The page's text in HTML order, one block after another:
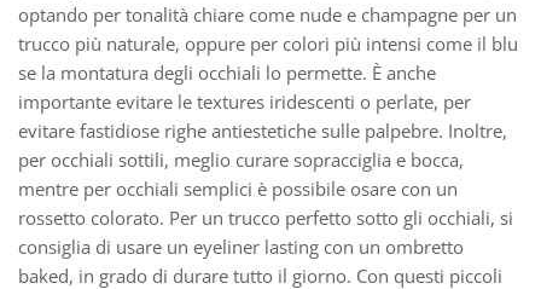
optando per tonalità chiare come nude e champagne per un
trucco più naturale, oppure per colori più intensi come il blu
se la montatura degli occhiali lo permette. È anche
importante evitare le textures iridescenti o perlate, per
evitare fastidiose righe antiestetiche sulle palpebre. Inoltre,
per occhiali sottili, meglio curare sopracciglia e bocca,
mentre per occhiali semplici è possibile osare con un
rossetto colorato. Per un trucco perfetto sotto gli occhiali, si
consiglia di usare un eyeliner lasting con un ombretto
baked, in grado di durare tutto il giorno. Con questi piccoli